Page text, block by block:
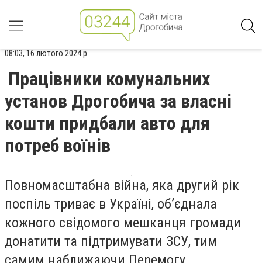
08:03, 16 лютого 2024 р.
Працівники комунальних
установ Дрогобича за власні
кошти придбали авто для
потреб воїнів
Повномасштабна війна, яка другий рік
поспіль триває в Україні, об’єднала
кожного свідомого мешканця громади
донатити та підтримувати ЗСУ, тим